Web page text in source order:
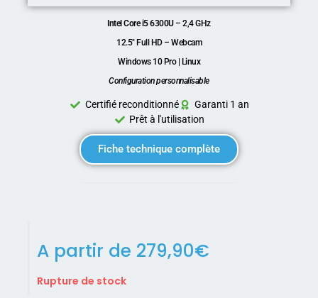
Intel Core i5 6300U– 2,4 GHz
12.5″ Full HD – Webcam
Windows 10 Pro | Linux
Configuration personnalisable
Certifié reconditionné
Garanti 1 an
Prêt à l'utilisation
Fiche technique complète
A partir de 279,90€
Rupture de stock